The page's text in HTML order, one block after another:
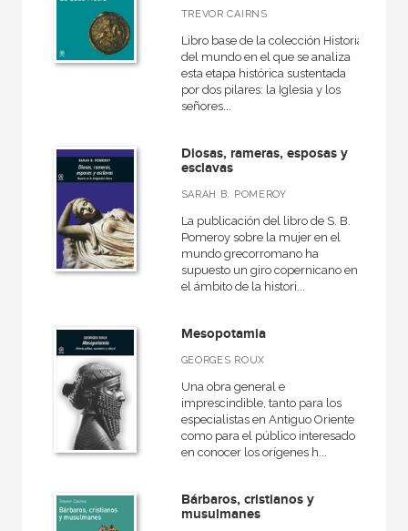
Ebook
Papel
Rústica
CATÁLOGOS PDF
Catálogos PDF
TREVOR CAIRNS
Libro base de la colección Historia
del mundo en el que se analiza
esta etapa histórica sustentada
por dos pilares: la Iglesia y los
señores...
Diosas, rameras, esposas y
esclavas
SARAH B. POMEROY
La publicación del libro de S. B.
Pomeroy sobre la mujer en el
mundo grecorromano ha
supuesto un giro copernicano en
el ámbito de la histori...
Mesopotamia
GEORGES ROUX
Una obra general e
imprescindible, tanto para los
especialistas en Antiguo Oriente
como para el público interesado
en conocer los orígenes h...
Bárbaros, cristianos y
musulmanes